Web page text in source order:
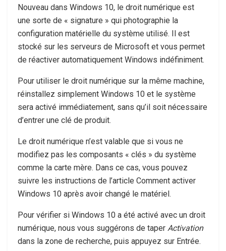
Nouveau dans Windows 10, le droit numérique est
une sorte de « signature » qui photographie la
configuration matérielle du système utilisé. Il est
stocké sur les serveurs de Microsoft et vous permet
de réactiver automatiquement Windows indéfiniment.
Pour utiliser le droit numérique sur la même machine,
réinstallez simplement Windows 10 et le système
sera activé immédiatement, sans qu’il soit nécessaire
d’entrer une clé de produit.
Le droit numérique n’est valable que si vous ne
modifiez pas les composants « clés » du système
comme la carte mère. Dans ce cas, vous pouvez
suivre les instructions de l’article Comment activer
Windows 10 après avoir changé le matériel.
Pour vérifier si Windows 10 a été activé avec un droit
numérique, nous vous suggérons de taper Activation
dans la zone de recherche, puis appuyez sur Entrée.